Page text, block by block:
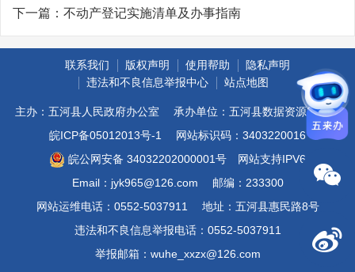
下一篇： 不动产登记实施清单及办事指南
联系我们 版权声明 使用帮助
隐私声明
违法和不良信息举报中心
站点地图
主办：五河县人民政府办公室
承办单位：五河县数据资源管理局
皖ICP备05012013号-1
网站标识码：3403220016
皖公网安备 34032202000001号
网站支持IPV6
Email：jyk965@126.com
邮编：233300
网站运维电话：0552-5037911
地址：五河县惠民路8号
违法和不良信息举报电话：0552-5037911
举报邮箱：wuhe_xxzx@126.com